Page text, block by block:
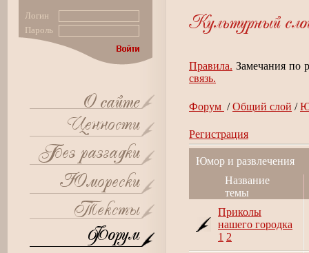
Логин
Пароль
Правила. Замечания по
связь.
Форум /Общий слой /
Регистрация
Юмор и развлечения
Название
темы
Приколы
нашего городка
1 2